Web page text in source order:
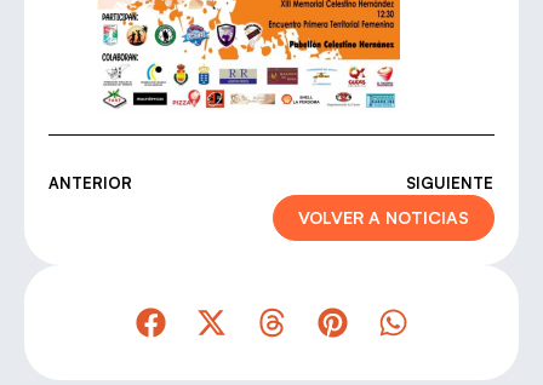
ANTERIOR SIGUIENTE
VOLVER A NOTICIAS